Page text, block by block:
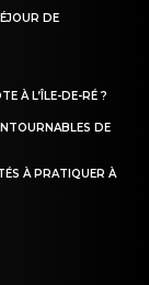
DE
À L’ÎLE-DE-RÉ ?
DE
À PRATIQUER À